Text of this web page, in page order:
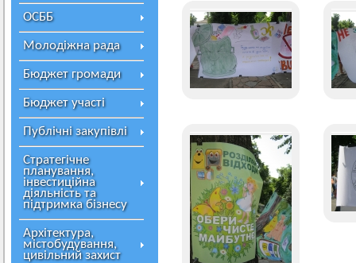
ОСББ
Молодіжна рада
Бюджет громади
Бюджет участі
Публічні закупівлі
Стратегічне
планування,
інвестиційна
діяльність та
підтримка бізнесу
Архітектура,
містобудування,
цивільний захист